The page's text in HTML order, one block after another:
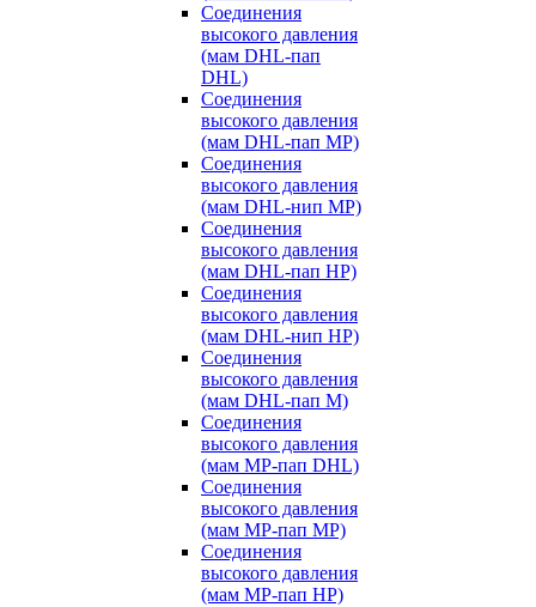
Соединения
высокого давления
(мам DHL-пап
DHL)
Соединения
высокого давления
(мам DHL-пап MP)
Соединения
высокого давления
(мам DHL-нип MP)
Соединения
высокого давления
(мам DHL-пап HP)
Соединения
высокого давления
(мам DHL-нип HP)
Соединения
высокого давления
(мам DHL-пап M)
Соединения
высокого давления
(мам MP-пап DHL)
Соединения
высокого давления
(мам MP-пап MP)
Соединения
высокого давления
(мам MP-пап HP)